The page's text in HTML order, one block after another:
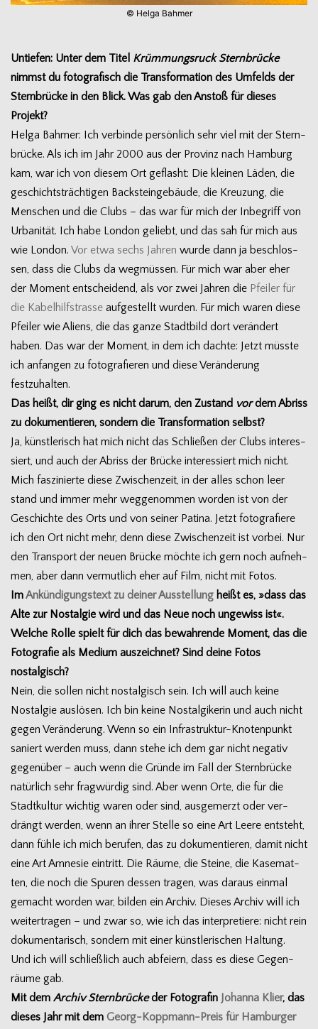
© Helga Bahmer
Untie­fen: Unter dem Titel Krüm­mungs­ruck Stern­brü­cke
nimmst du foto­gra­fisch die Trans­for­ma­tion des Umfelds der
Stern­brü­cke in den Blick. Was gab den Anstoß für die­ses
Projekt?
Helga Bah­mer: Ich ver­binde per­sön­lich sehr viel mit der Stern­
brü­cke. Als ich im Jahr 2000 aus der Pro­vinz nach Ham­burg
kam, war ich von die­sem Ort geflasht: Die klei­nen Läden, die
geschichts­träch­ti­gen Back­stein­ge­bäude, die Kreu­zung, die
Men­schen und die Clubs – das war für mich der Inbe­griff von
Urba­ni­tät. Ich habe Lon­don geliebt, und das sah für mich aus
wie Lon­don. Vor etwa sechs Jah­ren wurde dann ja beschlos­
sen, dass die Clubs da weg­müs­sen. Für mich war aber eher
der Moment ent­schei­dend, als vor zwei Jah­ren die Pfei­ler für
die Kabel­hilfstrasse auf­ge­stellt wur­den. Für mich waren diese
Pfei­ler wie Ali­ens, die das ganze Stadt­bild dort ver­än­dert
haben. Das war der Moment, in dem ich dachte: Jetzt müsste
ich anfan­gen zu foto­gra­fie­ren und diese Ver­än­de­rung
festzuhalten.
Das heißt, dir ging es nicht darum, den Zustand vordem Abriss
zu doku­men­tie­ren, son­dern die Trans­for­ma­tion selbst?
Ja, künst­le­risch hat mich nicht das Schlie­ßen der Clubs inter­es­
siert, und auch der Abriss der Brü­cke inter­es­siert mich nicht.
Mich fas­zi­nierte diese Zwi­schen­zeit, in der alles schon leer
stand und immer mehr weg­ge­nom­men wor­den ist von der
Geschichte des Orts und von sei­ner Patina. Jetzt foto­gra­fiere
ich den Ort nicht mehr, denn diese Zwi­schen­zeit ist vor­bei. Nur
den Trans­port der neuen Brü­cke möchte ich gern noch auf­neh­
men, aber dann ver­mut­lich eher auf Film, nicht mit Fotos.
ImAnkün­di­gungs­text zu dei­ner Aus­stel­lung heißt es, »dass das
Alte zur Nost­al­gie wird und das Neue noch unge­wiss ist«.
Wel­che Rolle spielt für dich das bewah­rende Moment, das die
Foto­gra­fie als Medium aus­zeich­net? Sind deine Fotos
nostalgisch?
Nein, die sol­len nicht nost­al­gisch sein. Ich will auch keine
Nost­al­gie aus­lö­sen. Ich bin keine Nost­al­gi­ke­rin und auch nicht
gegen Ver­än­de­rung. Wenn so ein Infrastruktur-Knotenpunkt
saniert wer­den muss, dann stehe ich dem gar nicht nega­tiv
gegen­über – auch wenn die Gründe im Fall der Stern­brü­cke
natür­lich sehr frag­wür­dig sind. Aber wenn Orte, die für die
Stadt­kul­tur wich­tig waren oder sind, aus­ge­merzt oder ver­
drängt wer­den, wenn an ihrer Stelle so eine Art Leere ent­steht,
dann fühle ich mich beru­fen, das zu doku­men­tie­ren, damit nicht
eine Art Amne­sie ein­tritt. Die Räume, die Steine, die Kase­mat­
ten, die noch die Spu­ren des­sen tra­gen, was dar­aus ein­mal
gemacht wor­den war, bil­den ein Archiv. Die­ses Archiv will ich
wei­ter­tra­gen – und zwar so, wie ich das inter­pre­tiere: nicht rein
doku­men­ta­risch, son­dern mit einer künst­le­ri­schen Hal­tung.
Und ich will schließ­lich auch abfei­ern, dass es diese Gegen­
räume gab.
Mit dem Archiv Stern­brü­ckeder Foto­gra­fin Johanna Klier, das
die­ses Jahr mit dem Georg-Koppmann-Preis für Ham­bur­ger